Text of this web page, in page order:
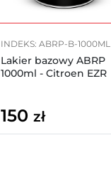
INDEKS: ABRP-B-1000ML
Lakier bazowy ABRP
1000ml - Citroen EZR
150 zł